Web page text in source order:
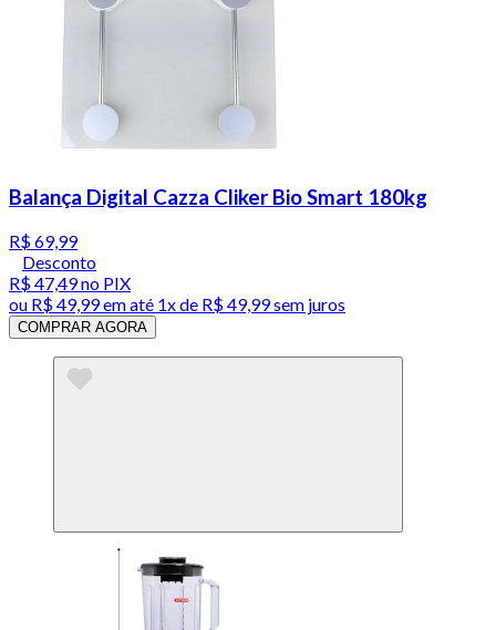
Balança Digital Cazza Cliker Bio Smart 180kg
R$ 69,99
Desconto
R$ 47,49no PIX
ou R$ 49,99em até 1x de R$ 49,99sem juros
COMPRAR AGORA